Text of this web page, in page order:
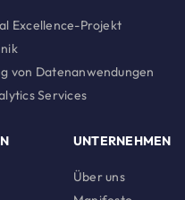
Excellence-Projekt
von Datenanwendungen
Services
UNTERNEHMEN
Über uns